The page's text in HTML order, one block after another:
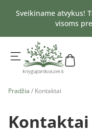
Sveikiname atvykus!
visoms
Pradžia / Kontaktai
Kontaktai